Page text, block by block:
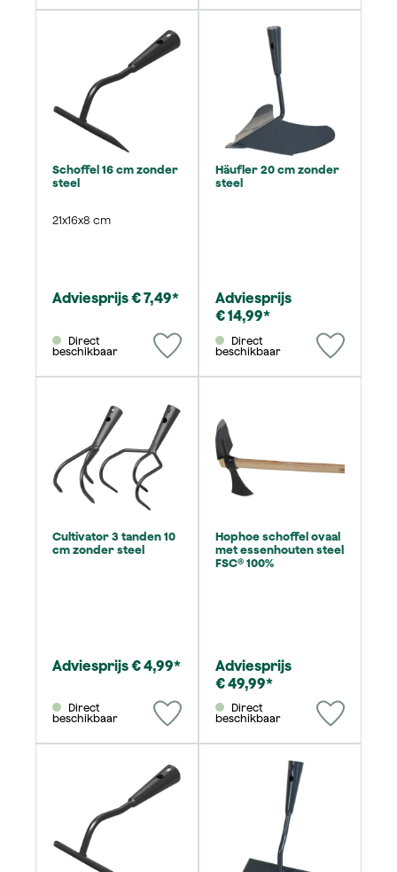
Schoffel 16 cm zonder
steel
21x16x8 cm
Adviesprijs € 7,49*
beschikbaar
Häufler 20 cm zonder
steel
Adviesprijs
€ 14,99*
beschikbaar
Cultivator 3 tanden 10
cm zonder steel
Adviesprijs € 4,99*
beschikbaar
Hophoe schoffel ovaal
met essenhouten steel
FSC® 100%
Adviesprijs
€ 49,99*
beschikbaar